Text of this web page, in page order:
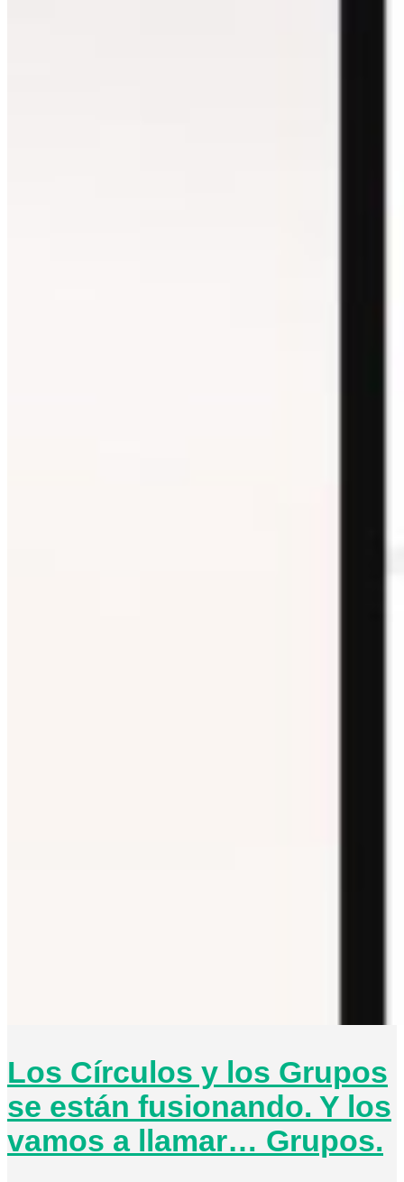
Los Círculos y los Grupos
se están fusionando. Y los
vamos a llamar… Grupos.